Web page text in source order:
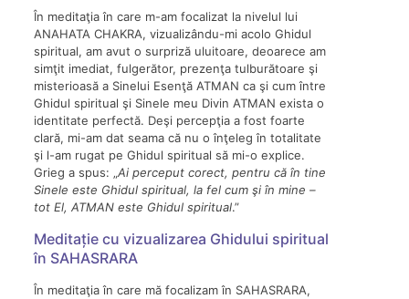
În meditaţia în care m-am focalizat la nivelul lui
ANAHATA CHAKRA, vizualizându-mi acolo Ghidul
spiritual, am avut o surpriză uluitoare, deoarece am
simţit imediat, fulgerător, prezenţa tulburătoare şi
misterioasă a Sinelui Esenţă ATMAN ca şi cum între
Ghidul spiritual şi Sinele meu Divin ATMAN exista o
identitate perfectă. Deşi percepţia a fost foarte
clară, mi-am dat seama că nu o înţeleg în totalitate
şi l-am rugat pe Ghidul spiritual să mi-o explice.
Grieg a spus: „Ai perceput corect, pentru că în tine
Sinele este Ghidul spiritual, la fel cum şi în mine –
tot El, ATMAN este Ghidul spiritual.”
Meditație cu vizualizarea Ghidului spiritual
în SAHASRARA
În meditaţia în care mă focalizam în SAHASRARA,